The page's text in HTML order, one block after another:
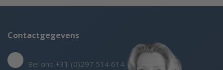
Contactgegevens
Bel ons +31 (0)297 514 614